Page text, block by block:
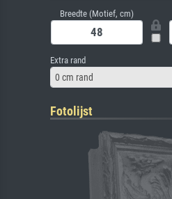
Breedte (Motief, cm)
Extra rand
0 cm rand
Fotolijst